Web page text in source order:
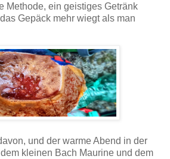
Methode, ein geistiges Getränk
Gepäck mehr wiegt als man
und der warme Abend in der
kleinen Bach Maurine und dem